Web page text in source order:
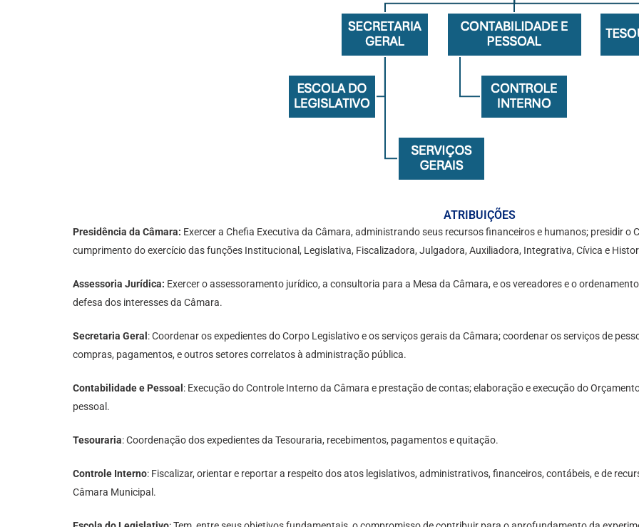
ATRIBUIÇÕES
Presidência da Câmara: Exercer a Chefia Executiva da Câmara, administrando seus recursos financeiros e humanos; presidir
cumprimento do exercício das funções Institucional, Legislativa, Fiscalizadora, Julgadora, Auxiliadora, Integrativa, Cívica e
Assessoria Jurídica: Exercer o assessoramento jurídico, a consultoria para a Mesa da Câmara, e os vereadores e o
defesa dos interesses da Câmara.
Secretaria Geral : Coordenar os expedientes do Corpo Legislativo e os serviços gerais da Câmara; coordenar os serviços de
compras, pagamentos, e outros setores correlatos à administração pública.
Contabilidade e Pessoal : Execução do Controle Interno da Câmara e prestação de contas; elaboração e execução do
pessoal.
Tesouraria: Coordenação dos expedientes da Tesouraria, recebimentos, pagamentos e quitação.
Controle Interno: Fiscalizar, orientar e reportar a respeito dos atos legislativos, administrativos, financeiros, contábeis, e de
Câmara Municipal.